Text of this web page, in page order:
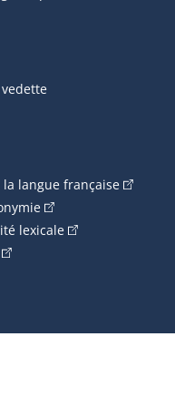
langue française(Cet
(Cet hyperlien
lexicale(Cet hyperlien
(Cet hyperlien externe